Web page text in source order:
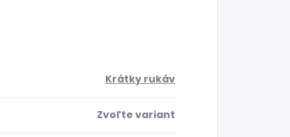
Krátky rukáv
Zvoľte variant